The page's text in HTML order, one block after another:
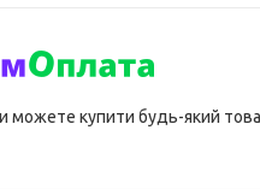
можете купити будь-який